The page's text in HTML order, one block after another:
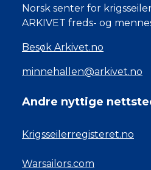
Norsk senter for
ARKIVET freds- og
Besøk Arkivet.no
minnehallen@arkivet.no
Andre nyttige
Krigsseilerregisteret.no
Warsailors.com